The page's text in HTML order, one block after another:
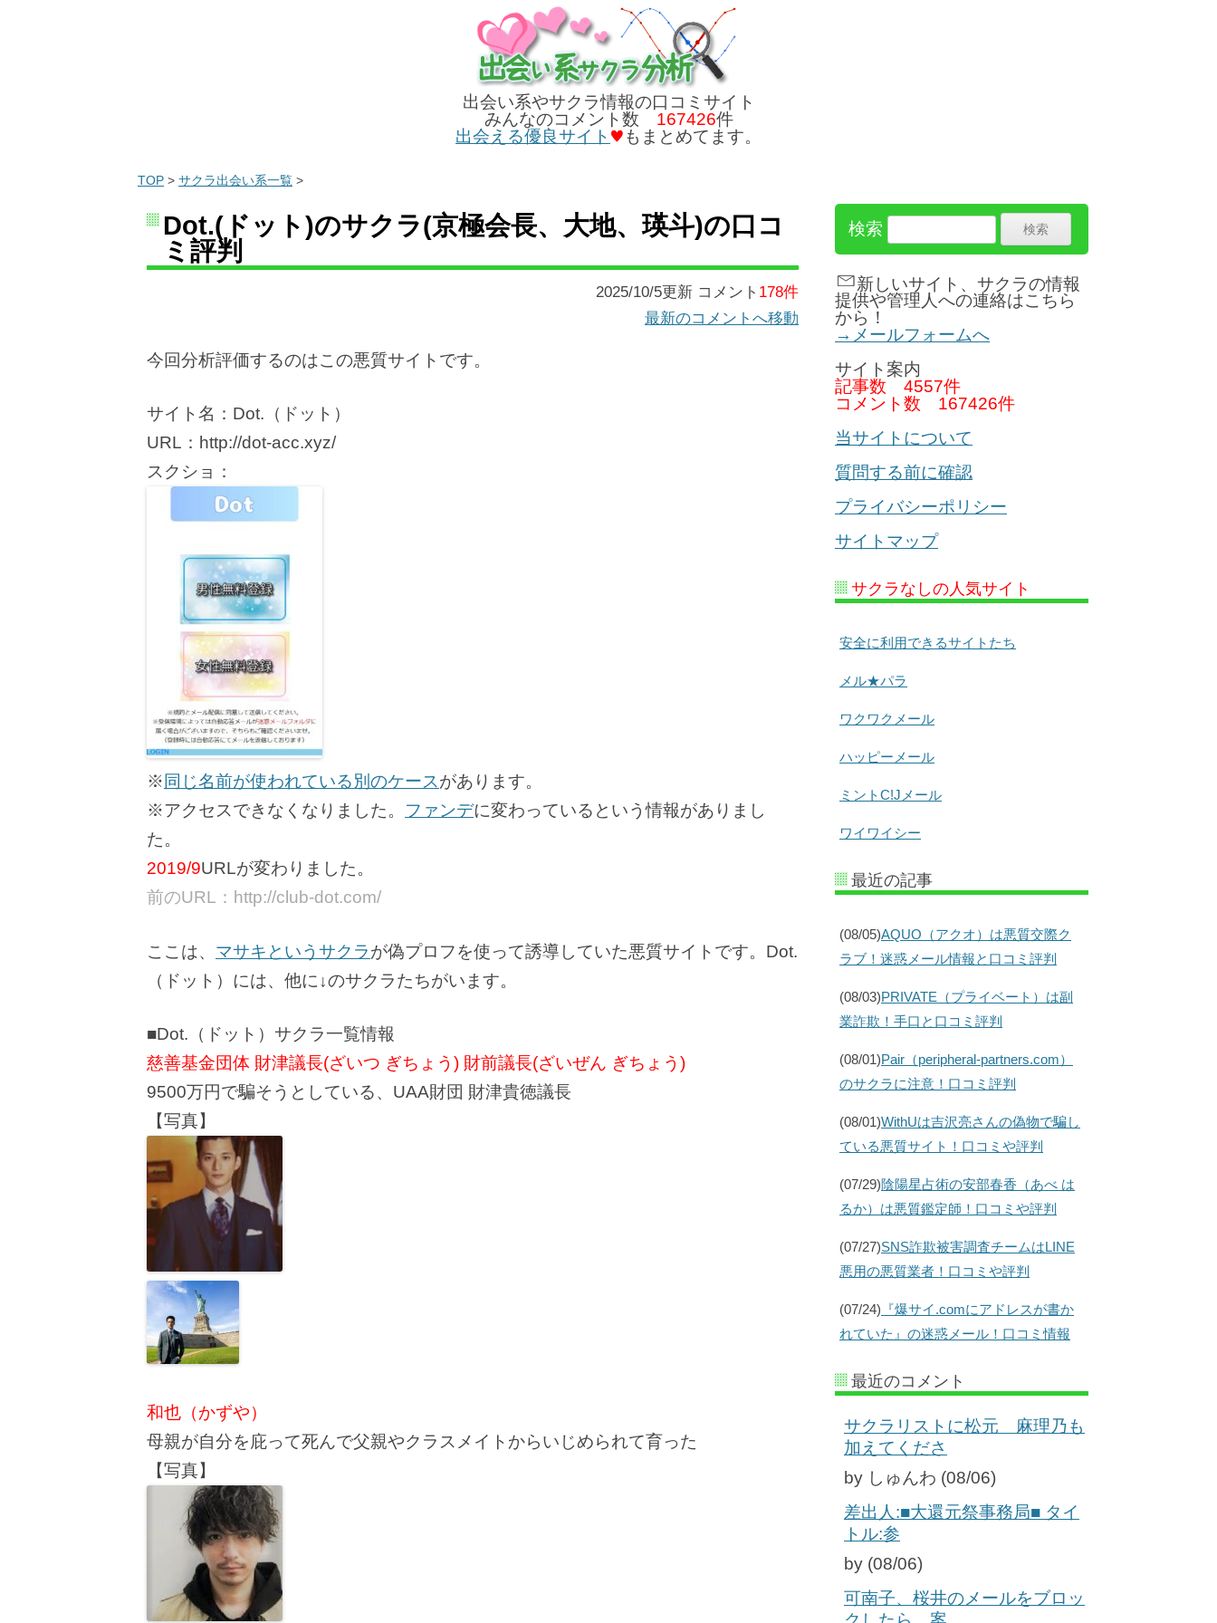
出会い系やサクラ情報の口コミサイト
みんなのコメント数 167426件
出会える優良サイト
もまとめてます。
TOP > サクラ出会い系一覧 >
Dot.(ドット)のサクラ(京極会長、大地、瑛斗)の口コ
ミ評判
2025/10/5更新 コメント 178件
最新のコメントへ移動
今回分析評価するのはこの悪質サイトです。
サイト名：Dot.（ドット）
URL：http://dot-acc.xyz/
スクショ：
※ 同じ名前が使われている別のケースがあります。
※アクセスできなくなりました。 ファンデに変わっているという情報がありまし
た。
2019/9URLが変わりました。
前のURL：http://club-dot.com/
ここは、 マサキというサクラが偽プロフを使って誘導していた悪質サイトです。Dot.
（ドット）には、他に↓のサクラたちがいます。
■Dot.（ドット）サクラ一覧情報
慈善基金団体 財津議長(ざいつ ぎちょう) 財前議長(ざいぜん ぎちょう)
9500万円で騙そうとしている、UAA財団 財津貴徳議長
【写真】
和也（かずや）
母親が自分を庇って死んで父親やクラスメイトからいじめられて育った
【写真】
検索
新しいサイト、サクラの情報
提供や管理人への連絡はこちら
から！
→メールフォームへ
サイト案内
記事数 4557件
コメント数 167426件
当サイトについて
質問する前に確認
プライバシーポリシー
サイトマップ
サクラなしの人気サイト
安全に利用できるサイトたち
メル★パラ
ワクワクメール
ハッピーメール
ミントC!Jメール
ワイワイシー
最近の記事
(08/05)AQUO（アクオ）は悪質交際ク
ラブ！迷惑メール情報と口コミ評判
(08/03)PRIVATE（プライベート）は副
業詐欺！手口と口コミ評判
(08/01)Pair（peripheral-partners.com）
のサクラに注意！口コミ評判
(08/01)WithUは吉沢亮さんの偽物で騙し
ている悪質サイト！口コミや評判
(07/29)陰陽星占術の安部春香（あべ は
るか）は悪質鑑定師！口コミや評判
(07/27)SNS詐欺被害調査チームはLINE
悪用の悪質業者！口コミや評判
(07/24) 『爆サイ.comにアドレスが書か
れていた』の迷惑メール！口コミ情報
最近のコメント
サクラリストに松元 麻理乃も
加えてくださ
by しゅんわ (08/06)
差出人:■大還元祭事務局■ タイ
トル:参
by (08/06)
可南子、桜井のメールをブロッ